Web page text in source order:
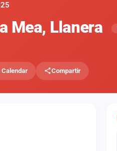
Mea, Llanera
Calendar Compartir